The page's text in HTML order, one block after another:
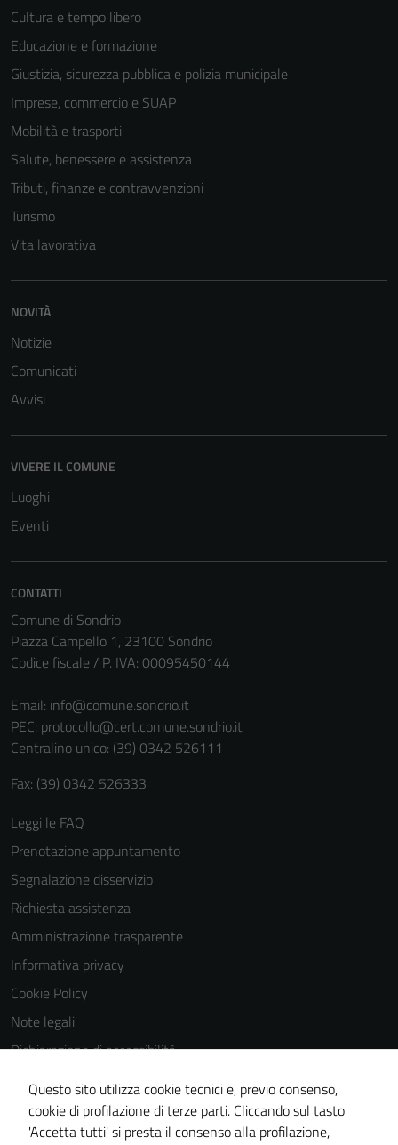
Cultura e tempo libero
Educazione e formazione
Giustizia, sicurezza pubblica e polizia municipale
Imprese, commercio e SUAP
Mobilità e trasporti
Salute, benessere e assistenza
Tributi, finanze e contravvenzioni
Turismo
Vita lavorativa
NOVITÀ
Notizie
Comunicati
Avvisi
VIVERE IL COMUNE
Luoghi
Eventi
CONTATTI
Comune di Sondrio
Piazza Campello 1, 23100 Sondrio
Codice fiscale / P. IVA: 00095450144
Email: info@comune.sondrio.it
PEC: protocollo@cert.comune.sondrio.it
Centralino unico: (39) 0342 526111
Fax: (39) 0342 526333
Leggi le FAQ
Prenotazione appuntamento
Segnalazione disservizio
Richiesta assistenza
Amministrazione trasparente
Informativa privacy
Cookie Policy
Note legali
Dichiarazione di accessibilità
Dichiarazione di accessibilità Servizi
Whistleblowing
Piano di miglioramento del sito
Questo sito utilizza cookie tecnici e, previo consenso,
cookie di profilazione di terze parti. Cliccando sul tasto
'Accetta tutti' si presta il consenso alla profilazione,
Tecnici
essere